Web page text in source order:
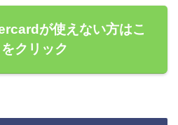
が使えない方はこ
クリック